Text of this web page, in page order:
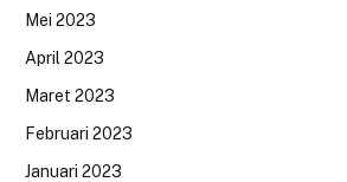
Mei 2023
April 2023
Maret 2023
Februari 2023
Januari 2023